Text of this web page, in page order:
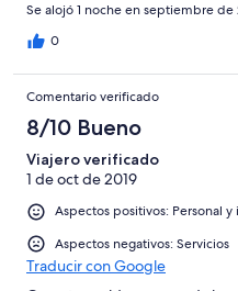
Se alojó 1 noche en septiembre de
0
Comentario verificado
8/10 Bueno
Viajero verificado
1 de oct de 2019
Aspectos positivos: Personal
Aspectos negativos: Servicios
Traducir con Google